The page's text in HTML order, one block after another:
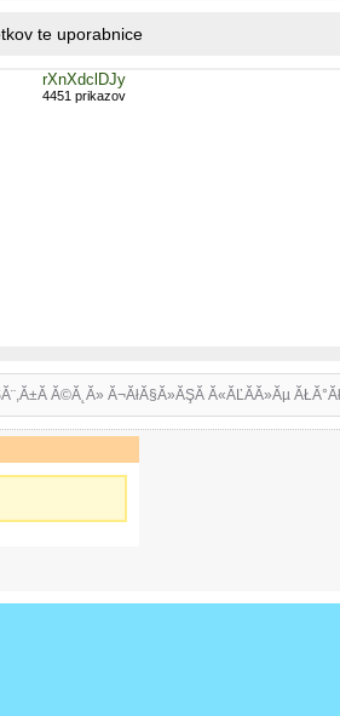
te uporabnice
rXnXdclDJy
4451 prikazov
Ă©Ă˛Ă» Ă¬ĂłĂ§Ă»ĂŞĂ Ă«ĂĽĂ­Ă»Ăµ